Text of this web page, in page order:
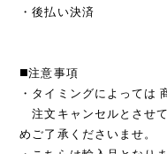
・後払い決済
◼️注意事項
・タイミングによっては
注文キャンセルとさせ
めご了承くださいませ。